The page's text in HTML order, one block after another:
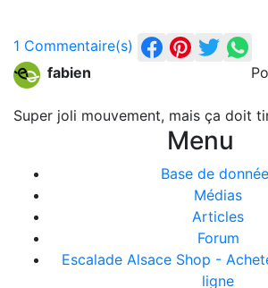
1 Commentaire(s)
fabien
Super joli mouvement, mais ça doit
Menu
Base de
Médias
Articles
Forum
Escalade Alsace Shop -
ligne